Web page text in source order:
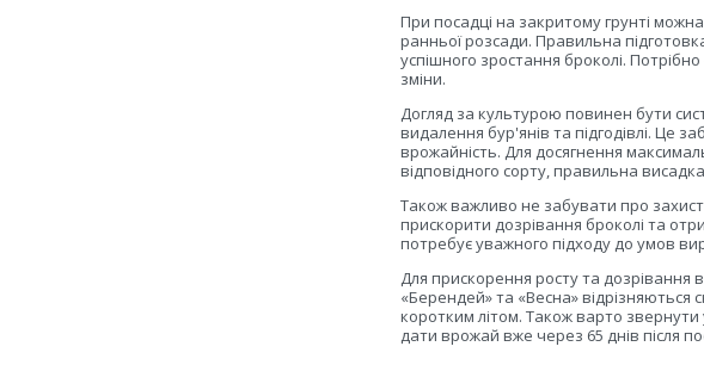
При посадці на закритому грунті
ранньої розсади. Правильна
успішного зростання броколі.
зміни.
Догляд за культурою повинен бути
видалення бур'янів та підгодівлі. Це
врожайність. Для досягнення
відповідного сорту, правильна
Також важливо не забувати про захист
прискорити дозрівання броколі та
потребує уважного підходу до умов
Для прискорення росту та
«Берендей» та «Весна» відрізняються
коротким літом. Також варто
дати врожай вже через 65 днів після